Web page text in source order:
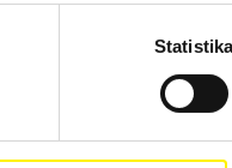
Statistika